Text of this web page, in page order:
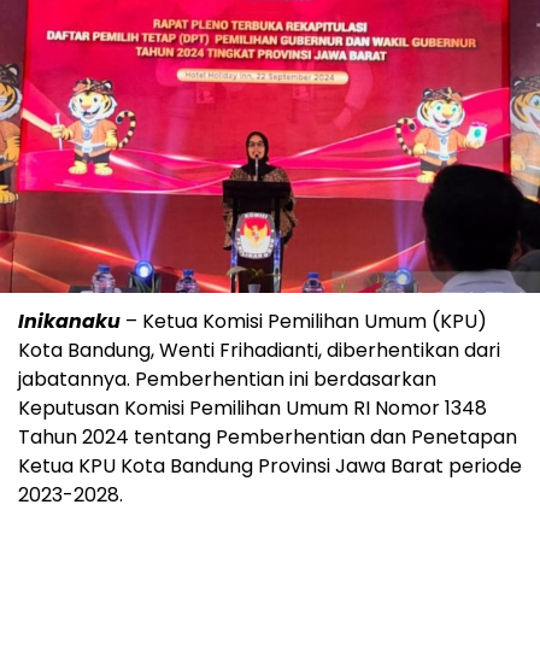
Inikanaku – Ketua Komisi Pemilihan Umum (KPU)
Kota Bandung, Wenti Frihadianti, diberhentikan dari
jabatannya. Pemberhentian ini berdasarkan
Keputusan Komisi Pemilihan Umum RI Nomor 1348
Tahun 2024 tentang Pemberhentian dan Penetapan
Ketua KPU Kota Bandung Provinsi Jawa Barat periode
2023-2028.